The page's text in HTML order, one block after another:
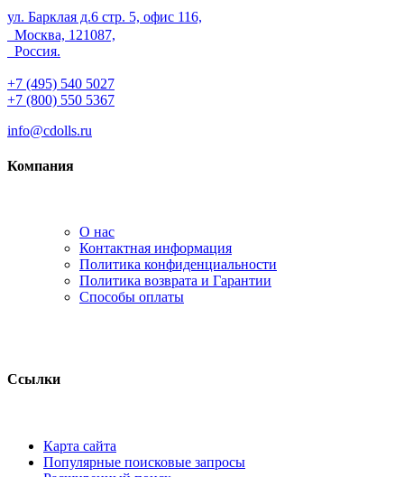
ул. Барклая д.6 стр. 5, офис 116,
Москва, 121087,
Россия.
+7 (495) 540 5027
+7 (800) 550 5367
info@cdolls.ru
Компания
О нас
Контактная информация
Политика конфиденциальности
Политика возврата и Гарантии
Способы оплаты
Ссылки
Карта сайта
Популярные поисковые запросы